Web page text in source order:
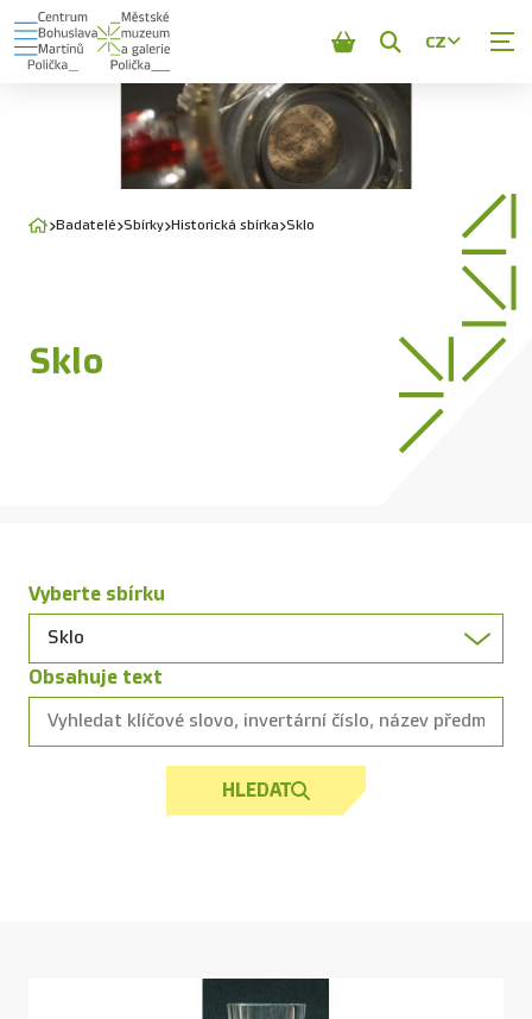
Zobrazit
vyhledávání
CZ
Badatelé Sbírky Historická sbírka Sklo
Sklo
Vyberte sbírku
Obsahuje text
HLEDAT